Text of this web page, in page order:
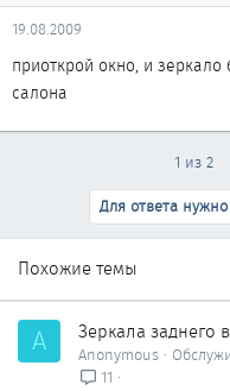
19.08.2009
приоткрой окно, и зеркало
салона
1 из 2
Для ответа
Похожие темы
A Зеркала
Anonymous
11